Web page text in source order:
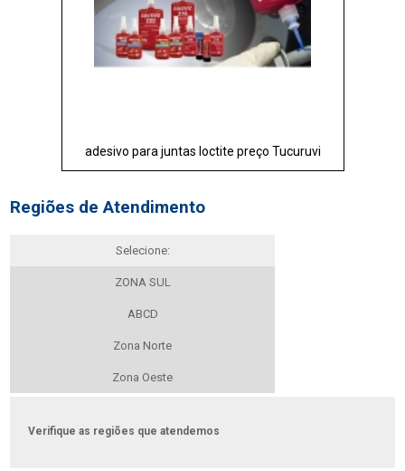
adesivo para juntas loctite preço Tucuruvi
Regiões de Atendimento
Selecione:
ZONA SUL
ABCD
Zona Norte
Zona Oeste
Verifique as regiões que atendemos